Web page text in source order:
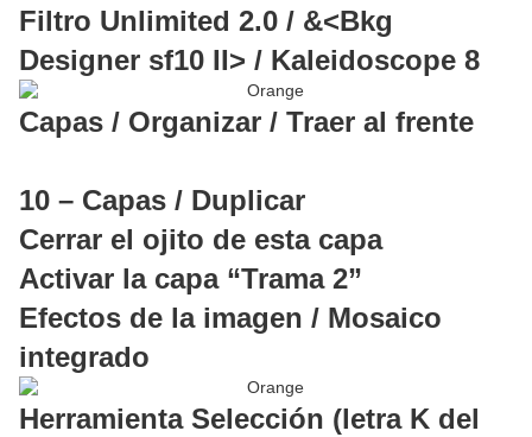
Filtro Unlimited 2.0 / &<Bkg
Designer sf10 II> / Kaleidoscope 8
Capas / Organizar / Traer al frente
10 – Capas / Duplicar
Cerrar el ojito de esta capa
Activar la capa “Trama 2”
Efectos de la imagen / Mosaico
integrado
Herramienta Selección (letra K del